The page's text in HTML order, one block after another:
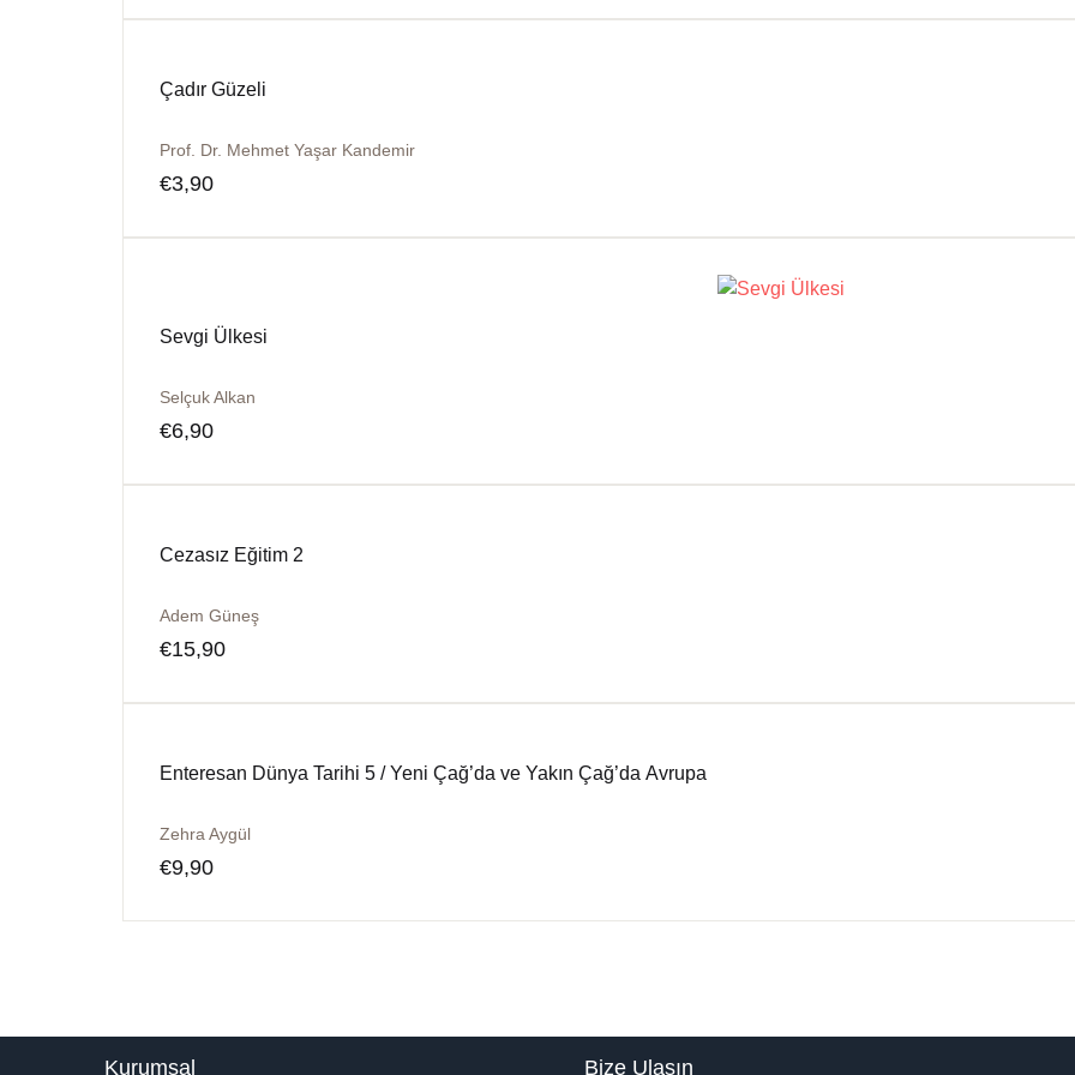
Çadır Güzeli
Prof. Dr. Mehmet Yaşar Kandemir
€3,90
Sevgi Ülkesi
Selçuk Alkan
€6,90
Cezasız Eğitim 2
Adem Güneş
€15,90
Enteresan Dünya Tarihi 5 / Yeni Çağ’da ve Yakın Çağ’da Avrupa
Zehra Aygül
€9,90
Kurumsal Bize Ulaşın